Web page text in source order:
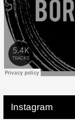
Instagram